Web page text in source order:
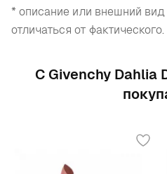
* описание или внешний
отличаться от фактического.
С Givenchy Dahlia